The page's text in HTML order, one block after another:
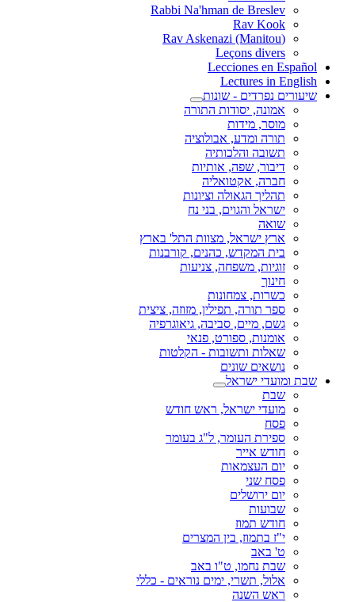
Rabbi Na'hman de Breslev
Rav Kook
(Rav Askenazi (Manitou
Leçons divers
Lecciones en Español
Lectures in English
שיעורים נפרדים - שונות
אמונה, יסודות התורה
מוסר, מידות
תורה ומדע, אבולוציה
תשובה והלכותיה
דיבור, שפה, אותיות
חברה, אקטואליה
תהליך הגאולה וציונות
ישראל והגוים, בני נח
שואה
ארץ ישראל, מצוות התל' בארץ
בית המקדש, כהנים, קורבנות
זוגיות, משפחה, צניעות
חינוך
כשרות, צמחונות
ספר תורה, תפילין, מזוזה, ציצית
גשם, מיים, סביבה, גיאוגרפיה
אומנות, ספורט, פנאי
שאלות ותשובות - הקלטות
נושאים שונים
שבת ומועדי ישראל
שבת
מועדי ישראל, ראש חודש
פסח
ספירת העומר, ל"ג בעומר
חודש אייר
יום העצמאות
פסח שני
יום ירושלים
שבועות
חודש תמוז
י"ז בתמוז, בין המצרים
ט' באב
שבת נחמו, ט"ו באב
אלול, תשרי, ימים נוראים - כללי
ראש השנה